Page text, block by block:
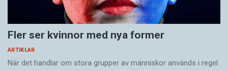
Fler ser kvinnor med nya former
ARTIKLAR
När det handlar om stora grupper av människor används i regel